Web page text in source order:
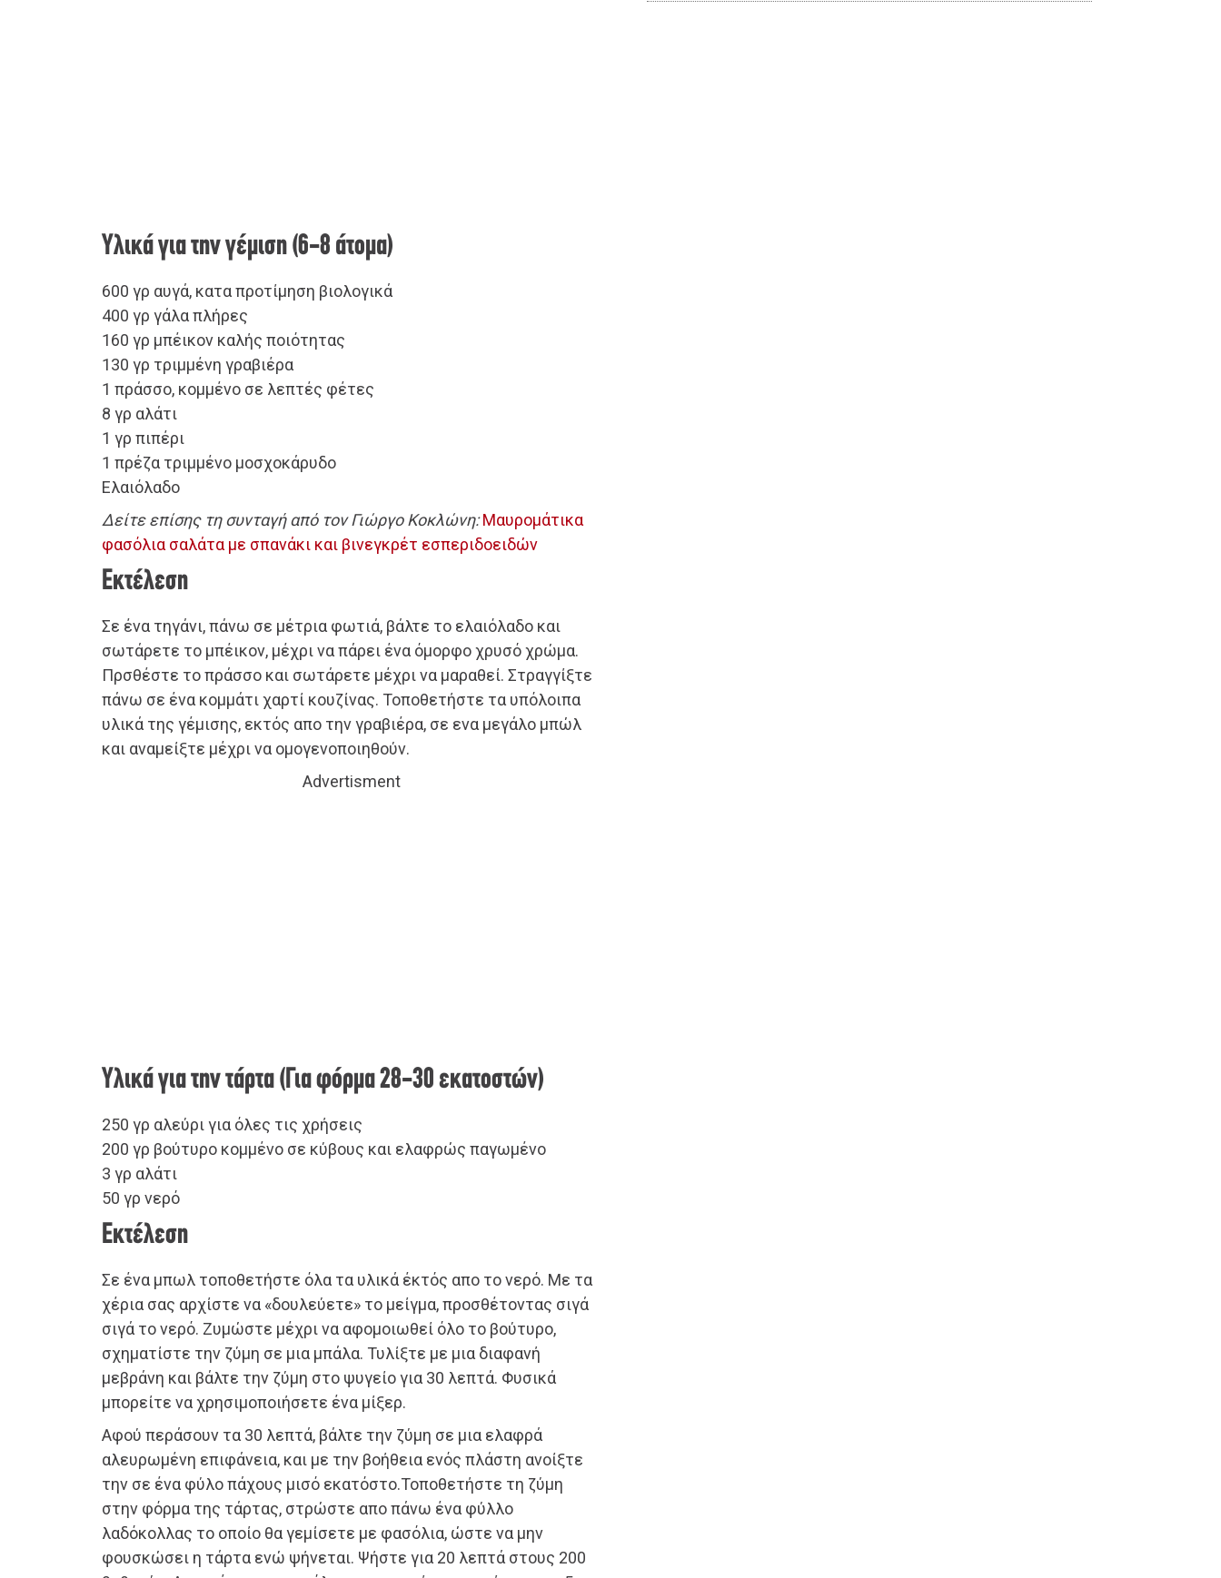
Υλικά για την γέμιση (6-8 άτομα)
600 γρ αυγά, κατα προτίμηση βιολογικά
400 γρ γάλα πλήρες
160 γρ μπέικον καλής ποιότητας
130 γρ τριμμένη γραβιέρα
1 πράσσο, κομμένο σε λεπτές φέτες
8 γρ αλάτι
1 γρ πιπέρι
1 πρέζα τριμμένο μοσχοκάρυδο
Ελαιόλαδο
Δείτε επίσης τη συνταγή από τον Γιώργο Κοκλώνη: Μαυρομάτικα
φασόλια σαλάτα με σπανάκι και βινεγκρέτ εσπεριδοειδών
Εκτέλεση
Σε ένα τηγάνι, πάνω σε μέτρια φωτιά, βάλτε το ελαιόλαδο και
σωτάρετε το μπέικον, μέχρι να πάρει ένα όμορφο χρυσό χρώμα.
Πρσθέστε το πράσσο και σωτάρετε μέχρι να μαραθεί. Στραγγίξτε
πάνω σε ένα κομμάτι χαρτί κουζίνας. Τοποθετήστε τα υπόλοιπα
υλικά της γέμισης, εκτός απο την γραβιέρα, σε ενα μεγάλο μπώλ
και αναμείξτε μέχρι να ομογενοποιηθούν.
Advertisment
Υλικά για την τάρτα (Για φόρμα 28-30 εκατοστών)
250 γρ αλεύρι για όλες τις χρήσεις
200 γρ βούτυρο κομμένο σε κύβους και ελαφρώς παγωμένο
3 γρ αλάτι
50 γρ νερό
Εκτέλεση
Σε ένα μπωλ τοποθετήστε όλα τα υλικά έκτός απο το νερό. Με τα
χέρια σας αρχίστε να «δουλεύετε» το μείγμα, προσθέτοντας σιγά
σιγά το νερό. Ζυμώστε μέχρι να αφομοιωθεί όλο το βούτυρο,
σχηματίστε την ζύμη σε μια μπάλα. Τυλίξτε με μια διαφανή
μεβράνη και βάλτε την ζύμη στο ψυγείο για 30 λεπτά. Φυσικά
μπορείτε να χρησιμοποιήσετε ένα μίξερ.
Αφού περάσουν τα 30 λεπτά, βάλτε την ζύμη σε μια ελαφρά
αλευρωμένη επιφάνεια, και με την βοήθεια ενός πλάστη ανοίξτε
την σε ένα φύλο πάχους μισό εκατόστο.Τοποθετήστε τη ζύμη
στην φόρμα της τάρτας, στρώστε απο πάνω ένα φύλλο
λαδόκολλας το οποίο θα γεμίσετε με φασόλια, ώστε να μην
φουσκώσει η τάρτα ενώ ψήνεται. Ψήστε για 20 λεπτά στους 200